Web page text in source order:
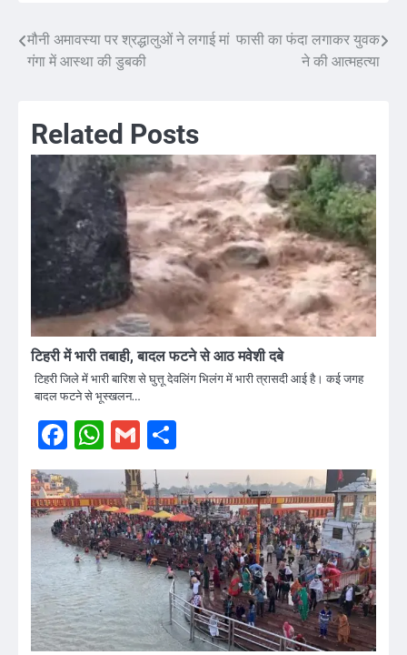
Post
navigation
मौनी अमावस्या पर श्रद्धालुओं ने लगाई मां
गंगा में आस्था की डुबकी
फासी का फंदा लगाकर युवक
ने की आत्महत्या
Related Posts
टिहरी में भारी तबाही, बादल फटने से आठ मवेशी दबे
टिहरी जिले में भारी बारिश से घुत्तू देवलिंग भिलंग में भारी त्रासदी आई है। कई जगह
बादल फटने से भूस्खलन…
Facebook
WhatsApp
Gmail